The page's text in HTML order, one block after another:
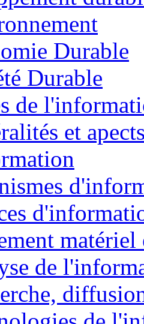
Durable
Durable
de
et
matériel
de